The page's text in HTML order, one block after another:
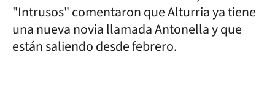
"Intrusos" comentaron que Alturria ya tiene
una nueva novia llamada Antonella y que
están saliendo desde febrero.